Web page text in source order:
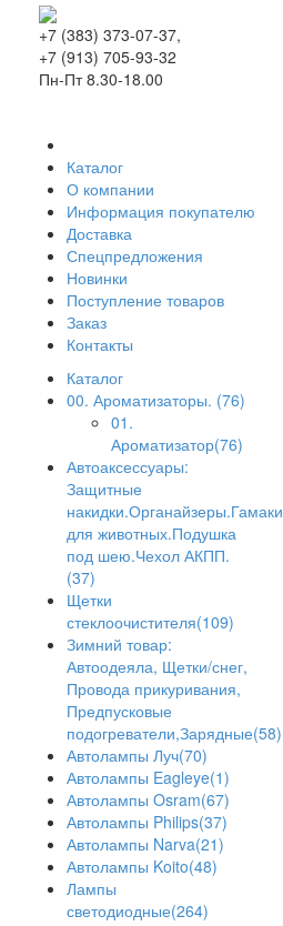
+7 (383) 373-07-37,
+7 (913) 705-93-32
Пн-Пт 8.30-18.00
Каталог
О компании
Информация покупателю
Доставка
Спецпредложения
Новинки
Поступление товаров
Заказ
Контакты
Каталог
00. Ароматизаторы. (76)
01.
Ароматизатор(76)
Автоаксессуары:
Защитные
накидки.Органайзеры.Гамаки
для животных.Подушка
под шею.Чехол АКПП.
(37)
Щетки
стеклоочистителя(109)
Зимний товар:
Автоодеяла, Щетки/снег,
Провода прикуривания,
Предпусковые
подогреватели,Зарядные(58)
Автолампы Луч(70)
Автолампы Eagleye(1)
Автолампы Osram(67)
Автолампы Philips(37)
Автолампы Narva(21)
Автолампы Koito(48)
Лампы
светодиодные(264)